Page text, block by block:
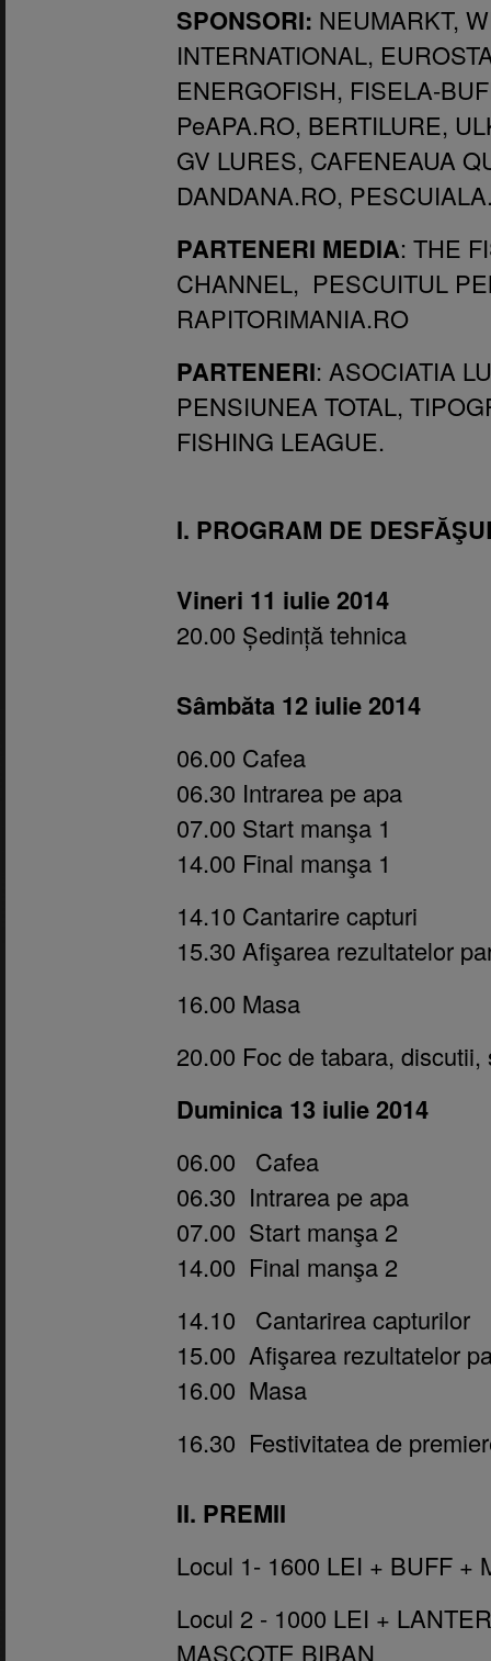
SPONSORI: NEUMARKT,
INTERNATIONAL,
ENERGOFISH, FISELA-
PeAPA.RO, BERTILURE,
GV LURES, CAFENEAUA
DANDANA.RO,
PARTENERI MEDIA: THE
CHANNEL, PESCUITUL
RAPITORIMANIA.RO
PARTENERI: ASOCIATIA
PENSIUNEA TOTAL,
FISHING LEAGUE.
I. PROGRAM DE
Vineri 11 iulie 2014
20.00 Ședință tehnica
Sâmbăta 12 iulie 2014
06.00 Cafea
06.30 Intrarea pe apa
07.00 Start manşa 1
14.00 Final manşa 1
14.10 Cantarire capturi
15.30 Afişarea rezultatelor
16.00 Masa
20.00 Foc de tabara, discutii,
Duminica 13 iulie 2014
06.00 Cafea
06.30 Intrarea pe apa
07.00 Start manşa 2
14.00 Final manşa 2
14.10 Cantarirea capturilor
15.00 Afişarea rezultatelor
16.00 Masa
16.30 Festivitatea de
II. PREMII
Locul 1- 1600 LEI + BUFF +
Locul 2 - 1000 LEI +
MASCOTE BIBAN